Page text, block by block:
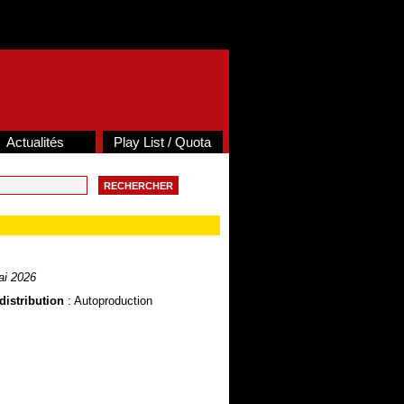
Actualités Play List / Quota
2026
: Autoproduction